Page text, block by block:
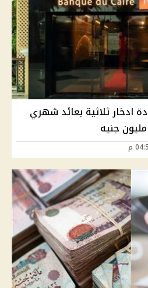
ادخار ثلاثية بعائد شهري